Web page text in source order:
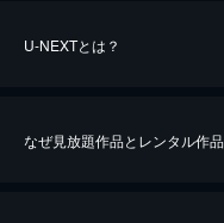
U-NEXTとは？
なぜ見放題作品とレンタル作